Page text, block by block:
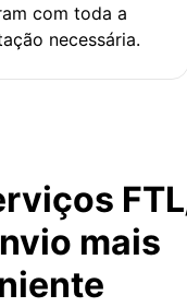
com toda a
necessária.
mais